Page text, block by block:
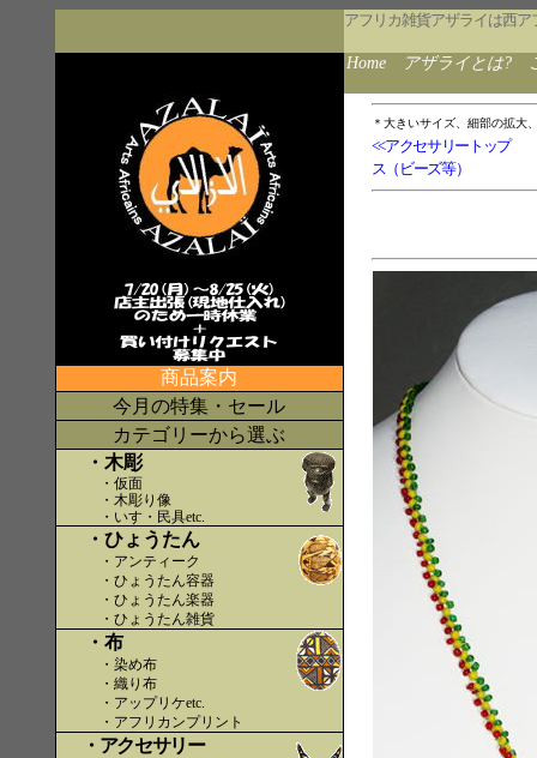
アフリカ雑貨アザライは西
Home アザライとは?
商品案内
今月の特集・セール
カテゴリーから選ぶ
・木彫
・仮面
・木彫り像
・いす・民具etc.
・ひょうたん
・アンティーク
・ひょうたん容器
・ひょうたん楽器
・ひょうたん雑貨
・布
・染め布
・織り布
・アップリケetc.
・アフリカンプリント
・アクセサリー
＊大きいサイズ、細部の拡大
<<アクセサリートップ
ス（ビーズ等）